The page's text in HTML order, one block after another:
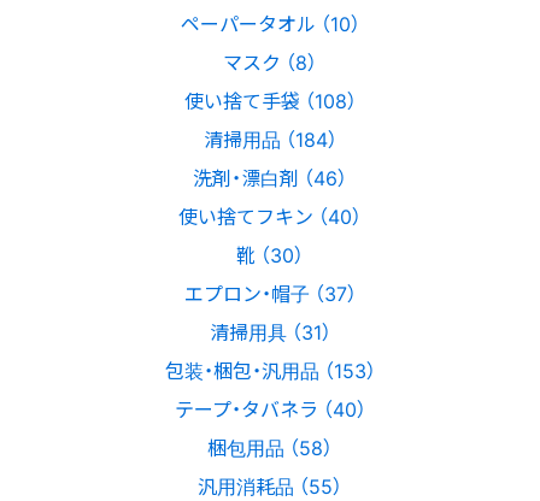
ペーパータオル （10）
マスク （8）
使い捨て手袋 （108）
清掃用品 （184）
洗剤・漂白剤 （46）
使い捨てフキン （40）
靴 （30）
エプロン・帽子 （37）
清掃用具 （31）
包装・梱包・汎用品 （153）
テープ・タバネラ （40）
梱包用品 （58）
汎用消耗品 （55）